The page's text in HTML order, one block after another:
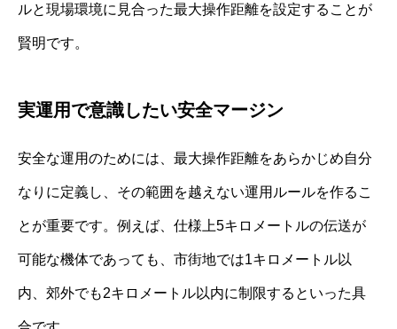
ルと現場環境に見合った最大操作距離を設定することが
賢明です。
実運用で意識したい安全マージン
安全な運用のためには、最大操作距離をあらかじめ自分
なりに定義し、その範囲を越えない運用ルールを作るこ
とが重要です。例えば、仕様上5キロメートルの伝送が
可能な機体であっても、市街地では1キロメートル以
内、郊外でも2キロメートル以内に制限するといった具